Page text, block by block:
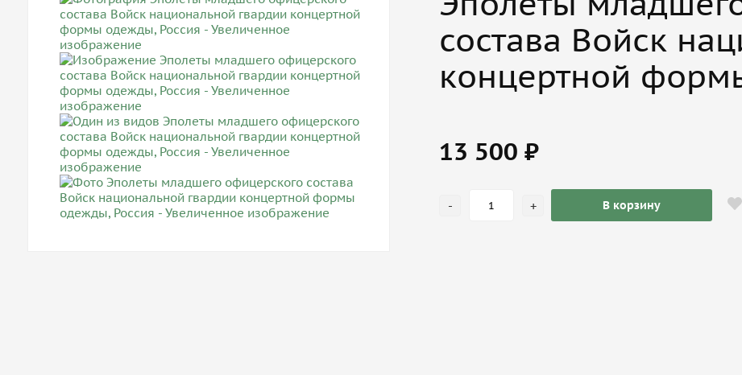
состава Войск
концертной
13 500 ₽
- + В корзину